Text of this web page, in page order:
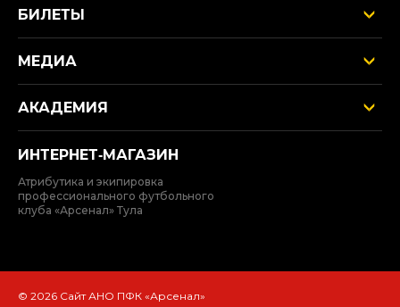
БИЛЕТЫ
МЕДИА
АКАДЕМИЯ
ИНТЕРНЕТ‑МАГАЗИН
Атрибутика и экипировка
профессионального футбольного
клуба «Арсенал» Тула
© 2026 Сайт АНО ПФК «Арсенал»